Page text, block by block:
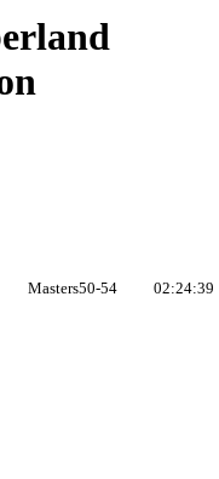
Masters50-54 02:24:39